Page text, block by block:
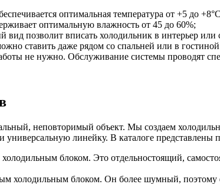
оптимальная температура от +5 до
оптимальную влажность от 45 до 60%;
позволит вписать холодильник в интерьер или
ставить даже рядом со спальней или в
не нужно. Обслуживание системы проводят
неповторимый объект. Мы создаем
универсальную линейку. В каталоге
блоком. Это отдельностоящий,
холодильным блоком. Он более шумный, поэтому